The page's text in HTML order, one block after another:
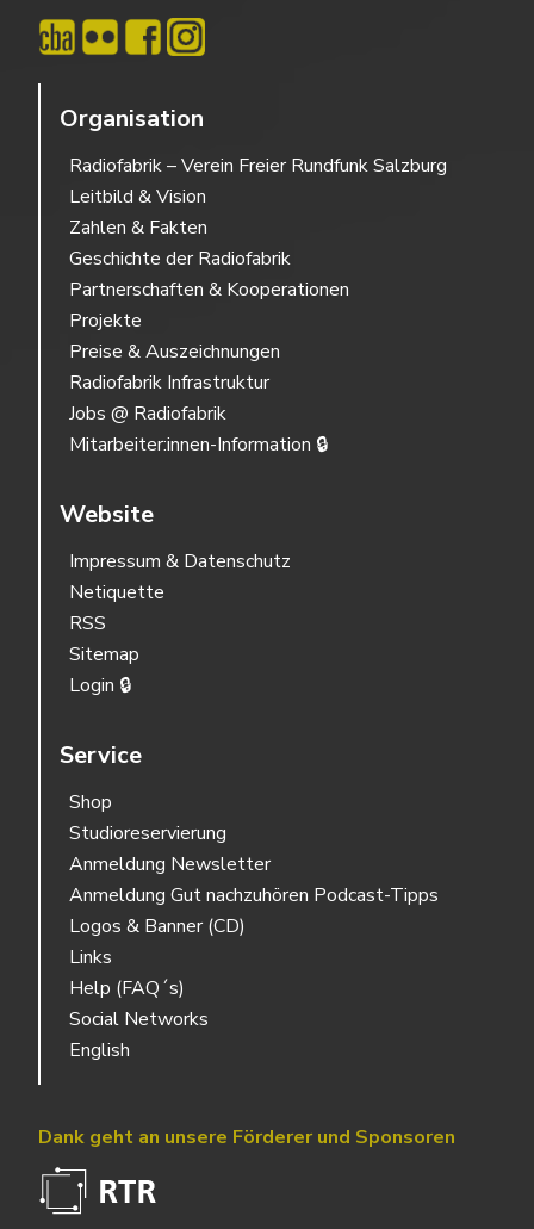
Organisation
Radiofabrik – Verein Freier Rundfunk Salzburg
Leitbild & Vision
Zahlen & Fakten
Geschichte der Radiofabrik
Partnerschaften & Kooperationen
Projekte
Preise & Auszeichnungen
Radiofabrik Infrastruktur
Jobs @ Radiofabrik
Mitarbeiter:innen-Information 🔒
Website
Impressum & Datenschutz
Netiquette
RSS
Sitemap
Login 🔒
Service
Shop
Studioreservierung
Anmeldung Newsletter
Anmeldung Gut nachzuhören Podcast-Tipps
Logos & Banner (CD)
Links
Help (FAQ´s)
Social Networks
English
Dank geht an unsere Förderer und Sponsoren